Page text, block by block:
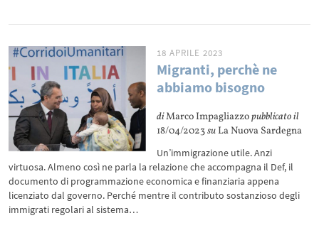
18 APRILE 2023
Migranti, perchè ne
abbiamo bisogno
diMarco Impagliazzopubblicato il
18/04/2023su La Nuova Sardegna
Un’immigrazione utile. Anzi
virtuosa. Almeno così ne parla la relazione che accompagna il Def, il
documento di programmazione economica e finanziaria appena
licenziato dal governo. Perché mentre il contributo sostanzioso degli
immigrati regolari al sistema…